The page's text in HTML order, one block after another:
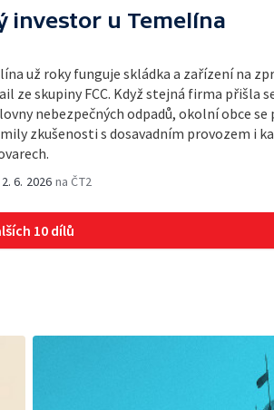
investor u Temelína
už roky funguje skládka a zařízení na
ze skupiny FCC. Když stejná firma přišla
nebezpečných odpadů, okolní obce
zkušenosti s dosavadním provozem i
2. 6. 2026 na ČT2
10 dílů